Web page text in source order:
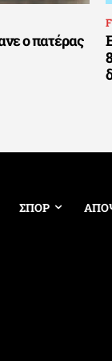
ο πατέρας
ΣΠΟΡ